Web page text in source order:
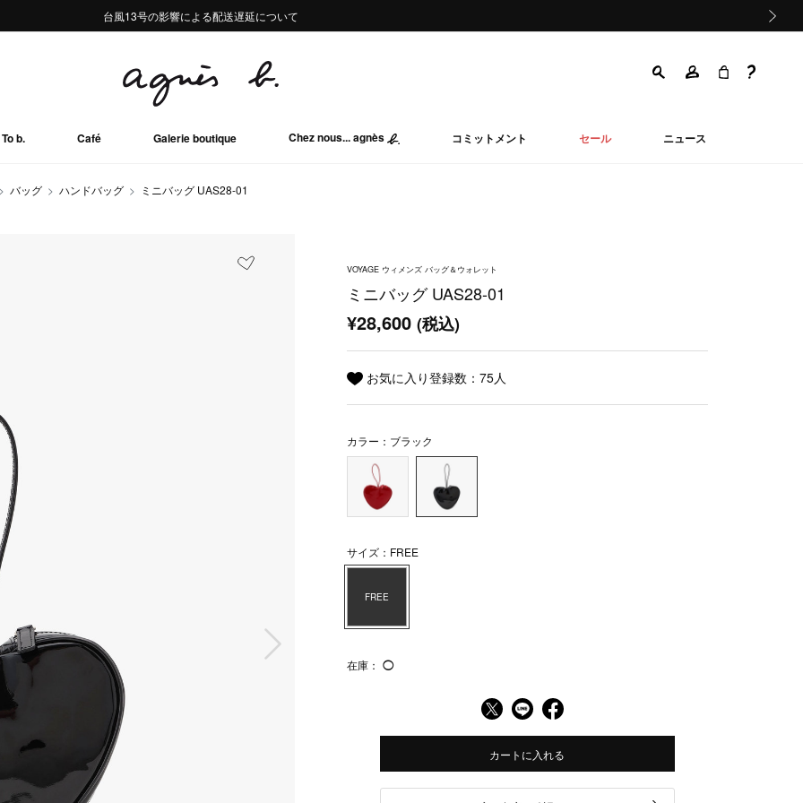
熊本地域地震の影響による配送遅延について
Summer Sale 2buy10%OFF!!
台風13号の影響による配送遅延について
熊本地域地震の影響による配送遅延について
Summer Sale 2buy10%OFF!!
To b. Café Galerie boutique Chez nous... agnès コミットメント セール ニュース
バッグ ハンドバッグ ミニバッグ UAS28-01
VOYAGE ウィメンズ バッグ＆ウォレット
ミニバッグ UAS28-01
¥28,600(税込)
お気に入り登録数：75人
カラー：ブラック
サイズ：FREE
FREE
在庫： ◯
カートに入れる